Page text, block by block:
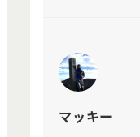
マッキー